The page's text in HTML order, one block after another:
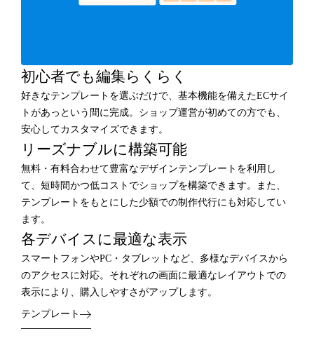
初心者でも編集らくらく
好きなテンプレートを選ぶだけで、基本機能を備えたECサイ
トがあっという間に完成。ショップ運営が初めての方でも、
安心してカスタマイズできます。
リーズナブルに構築可能
無料・有料合わせて豊富なデザインテンプレートを利用し
て、短時間かつ低コストでショップを構築できます。また、
テンプレートをもとにした少額での制作代行にも対応してい
ます。
各デバイスに最適な表示
スマートフォンやPC・タブレットなど、多様なデバイスから
のアクセスに対応。それぞれの画面に最適なレイアウトでの
表示により、購入しやすさがアップします。
テンプレート